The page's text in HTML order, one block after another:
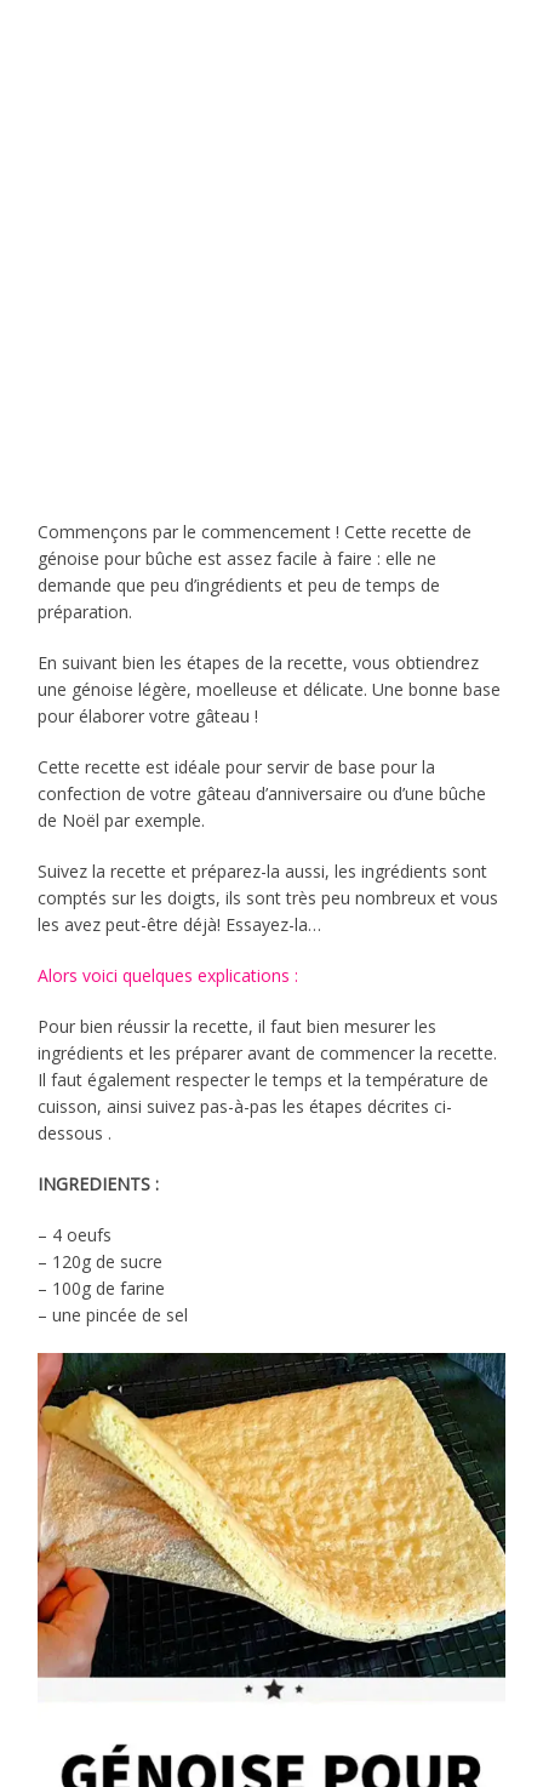
Commençons par le commencement ! Cette recette de
génoise pour bûche est assez facile à faire : elle ne
demande que peu d’ingrédients et peu de temps de
préparation.
En suivant bien les étapes de la recette, vous obtiendrez
une génoise légère, moelleuse et délicate. Une bonne base
pour élaborer votre gâteau !
Cette recette est idéale pour servir de base pour la
confection de votre gâteau d’anniversaire ou d’une bûche
de Noël par exemple.
Suivez la recette et préparez-la aussi, les ingrédients sont
comptés sur les doigts, ils sont très peu nombreux et vous
les avez peut-être déjà! Essayez-la…
Alors voici quelques explications :
Pour bien réussir la recette, il faut bien mesurer les
ingrédients et les préparer avant de commencer la recette.
Il faut également respecter le temps et la température de
cuisson, ainsi suivez pas-à-pas les étapes décrites ci-
dessous .
INGREDIENTS :
– 4 oeufs
– 120g de sucre
– 100g de farine
– une pincée de sel